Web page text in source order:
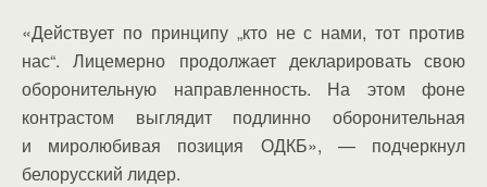
«Действует по принципу „кто не с нами, тот против
нас“. Лицемерно продолжает декларировать свою
оборонительную направленность. На этом фоне
контрастом выглядит подлинно оборонительная
и миролюбивая позиция ОДКБ», — подчеркнул
белорусский лидер.